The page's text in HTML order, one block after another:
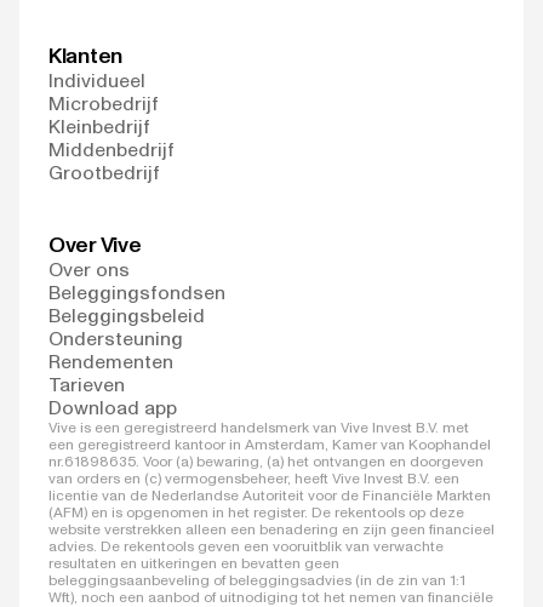
Klanten
Individueel
Microbedrijf
Kleinbedrijf
Middenbedrijf
Grootbedrijf
Over Vive
Over ons
Beleggingsfondsen
Beleggingsbeleid
Ondersteuning
Rendementen
Tarieven
Download app
Vive is een geregistreerd handelsmerk van Vive Invest B.V. met
een geregistreerd kantoor in Amsterdam, Kamer van Koophandel
nr.61898635. Voor (a) bewaring, (a) het ontvangen en doorgeven
van orders en (c) vermogensbeheer, heeft Vive Invest B.V. een
licentie van de Nederlandse Autoriteit voor de Financiële Markten
(AFM) en is opgenomen in het register. De rekentools op deze
website verstrekken alleen een benadering en zijn geen financieel
advies. De rekentools geven een vooruitblik van verwachte
resultaten en uitkeringen en bevatten geen
beleggingsaanbeveling of beleggingsadvies (in de zin van 1:1
Wft), noch een aanbod of uitnodiging tot het nemen van financiële